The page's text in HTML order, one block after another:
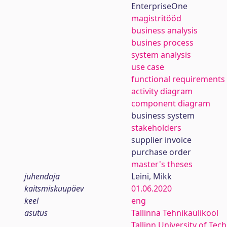
EnterpriseOne
magistritööd
business analysis
busines process
system analysis
use case
functional requirements
activity diagram
component diagram
business system
stakeholders
supplier invoice
purchase order
master's theses
juhendaja
Leini, Mikk
kaitsmiskuupäev
01.06.2020
keel
eng
asutus
Tallinna Tehnikaülikool